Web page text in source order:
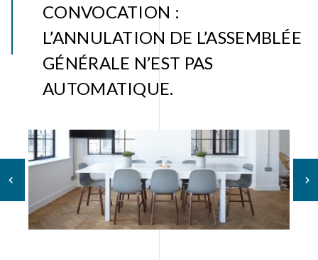
CONVOCATION :
L’ANNULATION DE L’ASSEMBLÉE
GÉNÉRALE N’EST PAS
AUTOMATIQUE.